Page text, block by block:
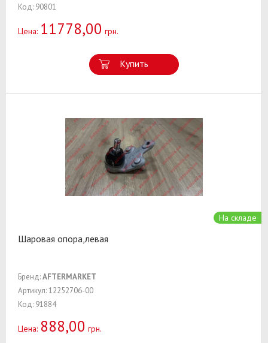
Код: 90801
Цена: 11778,00 грн.
Купить
На складе
Шаровая опора,левая
Бренд:AFTERMARKET
Артикул: 12252706-00
Код: 91884
Цена: 888,00 грн.